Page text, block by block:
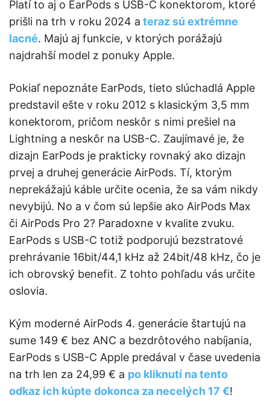
Platí to aj o EarPods s USB-C konektorom, ktoré
prišli na trh v roku 2024 a teraz sú extrémne
lacné. Majú aj funkcie, v ktorých porážajú
najdrahší model z ponuky Apple.
Pokiaľ nepoznáte EarPods, tieto slúchadlá Apple
predstavil ešte v roku 2012 s klasickým 3,5 mm
konektorom, pričom neskôr s nimi prešiel na
Lightning a neskôr na USB-C. Zaujímavé je, že
dizajn EarPods je prakticky rovnaký ako dizajn
prvej a druhej generácie AirPods. Tí, ktorým
neprekážajú káble určite ocenia, že sa vám nikdy
nevybijú. No a v čom sú lepšie ako AirPods Max
či AirPods Pro 2? Paradoxne v kvalite zvuku.
EarPods s USB-C totiž podporujú bezstratové
prehrávanie 16bit/44,1 kHz až 24bit/48 kHz, čo je
ich obrovský benefit. Z tohto pohľadu vás určite
oslovia.
Kým moderné AirPods 4. generácie štartujú na
sume 149 € bez ANC a bezdrôtového nabíjania,
EarPods s USB-C Apple predával v čase uvedenia
na trh len za 24,99 € a po kliknutí na tento
odkaz ich kúpte dokonca za necelých 17 €!